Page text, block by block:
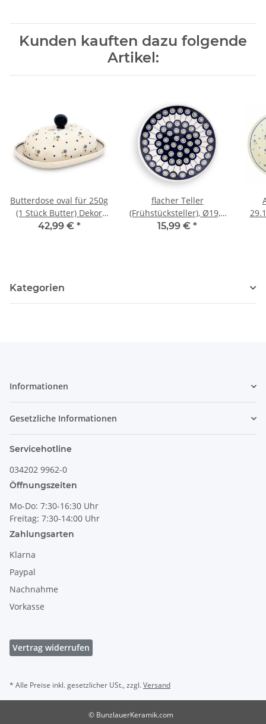
Kunden kauften dazu folgende
Artikel:
Butterdose oval für 250g
(1 Stück Butter) Dekor
111
42,99 € *
flacher Teller
(Frühstücksteller), Ø19,5
cm, H=2,4 cm, Dekor 8
15,99 € *
Kategorien
Informationen
Gesetzliche Informationen
Servicehotline
034202 9962-0
Öffnungszeiten
Mo-Do: 7:30-16:30 Uhr
Freitag: 7:30-14:00 Uhr
Zahlungsarten
Klarna
Paypal
Nachnahme
Vorkasse
Vertrag widerrufen
* Alle Preise inkl. gesetzlicher USt., zzgl.Versand
© BunzlauerKeramik.com